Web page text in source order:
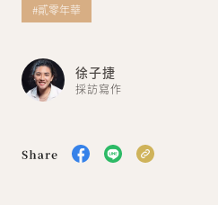
#貳零年華
徐子捷
採訪寫作